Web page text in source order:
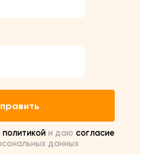
политикой и даю согласие
данных